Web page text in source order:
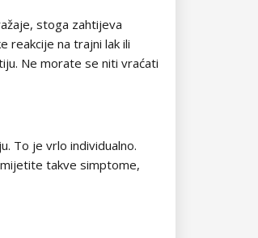
stoga zahtijeva
reakcije na trajni lak ili
Ne morate se niti vraćati
To je vrlo individualno.
takve simptome,